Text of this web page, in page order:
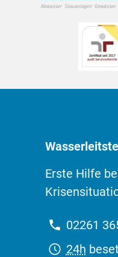
Erste Hilfe
Telefon:
02261
24h